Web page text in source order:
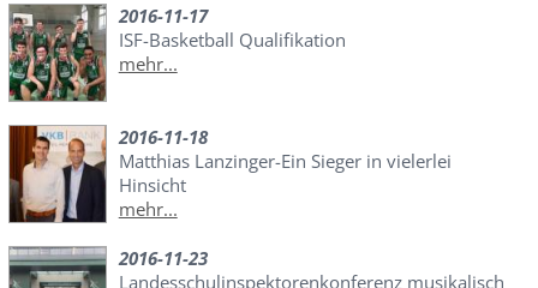
2016-11-17
ISF-Basketball Qualifikation
mehr...
2016-11-18
Matthias Lanzinger-Ein Sieger in vielerlei
Hinsicht
mehr...
2016-11-23
Landesschulinspektorenkonferenz musikalisch